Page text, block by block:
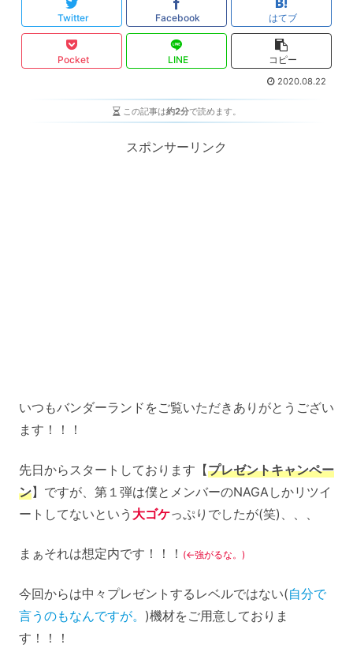
Twitter Facebook はてブ
Pocket LINE コピー
2020.08.22
この記事は約2分で読めます。
スポンサーリンク
いつもバンダーランドをご覧いただきありがとうござい
ます！！！
先日からスタートしております【プレゼントキャンペー
ン】ですが、第１弾は僕とメンバーのNAGAしかリツイ
ートしてないという 大ゴケっぷりでしたが(笑)、、、
まぁそれは想定内です！！！ (←強がるな。)
今回からは中々プレゼントするレベルではない(自分で
言うのもなんですが。 )機材をご用意しておりま
す！！！